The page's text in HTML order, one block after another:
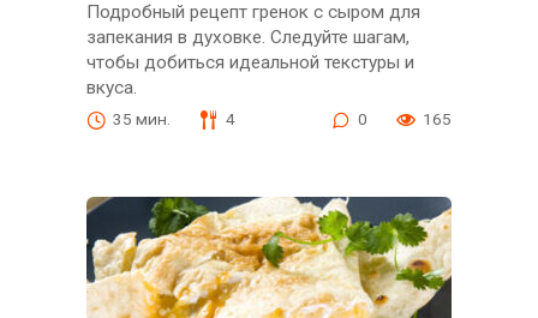
Подробный рецепт гренок с сыром для
запекания в духовке. Следуйте шагам,
чтобы добиться идеальной текстуры и
вкуса.
35 мин. 4 0 165